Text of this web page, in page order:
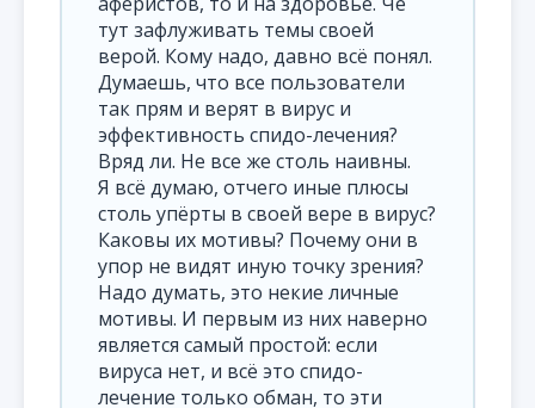
тут зафлуживать темы своей
верой. Кому надо, давно всё понял.
Думаешь, что все пользователи
так прям и верят в вирус и
эффективность спидо-лечения?
Вряд ли. Не все же столь наивны.
Я всё думаю, отчего иные плюсы
столь упёрты в своей вере в вирус?
Каковы их мотивы? Почему они в
упор не видят иную точку зрения?
Надо думать, это некие личные
мотивы. И первым из них наверно
является самый простой: если
вируса нет, и всё это спидо-
лечение только обман, то эти